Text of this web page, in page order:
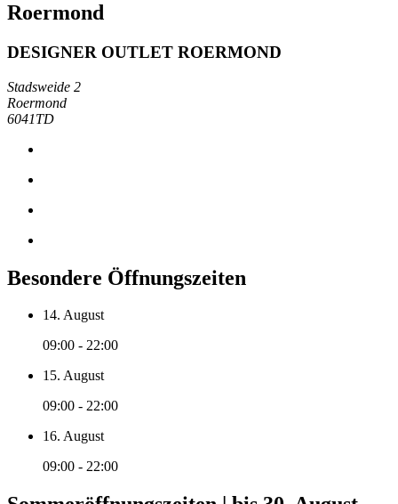
Roermond
DESIGNER OUTLET ROERMOND
Stadsweide 2
Roermond
6041TD
Besondere Öffnungszeiten
14. August
09:00 - 22:00
15. August
09:00 - 22:00
16. August
09:00 - 22:00